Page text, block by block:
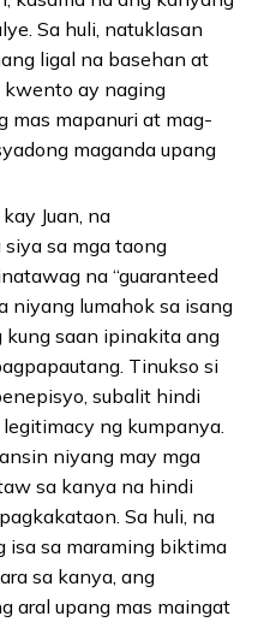
Sa huli, natuklasan
ligal na basehan at
kwento ay naging
mas mapanuri at mag-
maganda upang
Juan, na
sa mga taong
na “guaranteed
niyang lumahok sa isang
kung saan ipinakita ang
Tinukso si
subalit hindi
ng kumpanya.
niyang may mga
sa kanya na hindi
Sa huli, na
isa sa maraming biktima
sa kanya, ang
aral upang mas maingat